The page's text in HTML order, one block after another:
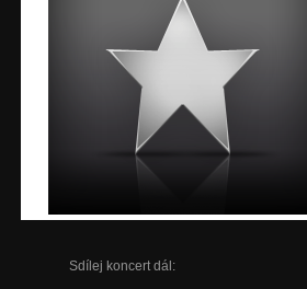
Sdílej koncert dál: